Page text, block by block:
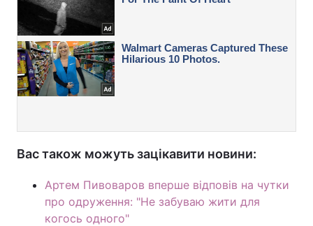
Вас також можуть зацікавити новини:
Артем Пивоваров вперше відповів на чутки
про одруження: "Не забуваю жити для
когось одного"